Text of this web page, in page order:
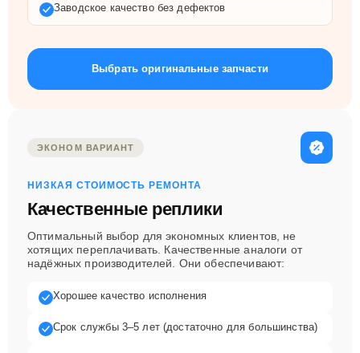
Заводское качество без дефектов
Выбрать оригинальные запчасти
ЭКОНОМ ВАРИАНТ
НИЗКАЯ СТОИМОСТЬ РЕМОНТА
Качественные реплики
Оптимальный выбор для экономных клиентов, не
хотящих переплачивать. Качественные аналоги от
надёжных производителей. Они обеспечивают:
Хорошее качество исполнения
Срок службы 3–5 лет (достаточно для большинства)